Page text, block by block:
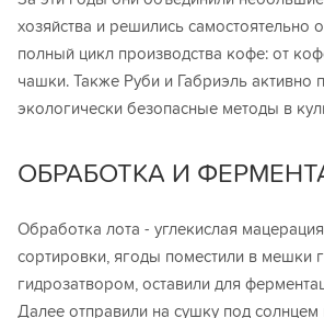
хозяйства и решились самостоятельно
полный цикл производства кофе: от
чашки. Также Руби и Габриэль активно
экологически безопасные методы в
ОБРАБОТКА И
Обработка лота - углекислая
сортировки, ягоды поместили в мешки
гидрозатвором, оставили для
Далее отправили на сушку под солнцем